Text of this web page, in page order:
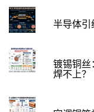
半导体引
镀锡铜
焊不上？